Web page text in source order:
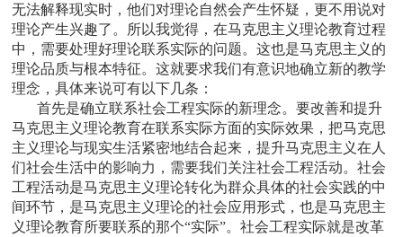
无法解释现实时，他们对理论自然会产生怀疑，更不用说对
理论产生兴趣了。所以我觉得，在马克思主义理论教育过程
中，需要处理好理论联系实际的问题。这也是马克思主义的
理论品质与根本特征。这就要求我们有意识地确立新的教学
理念，具体来说可有以下几条：
首先是确立联系社会工程实际的新理念。要改善和提升
马克思主义理论教育在联系实际方面的实际效果，把马克思
主义理论与现实生活紧密地结合起来，提升马克思主义在人
们社会生活中的影响力，需要我们关注社会工程活动。社会
工程活动是马克思主义理论转化为群众具体的社会实践的中
间环节，是马克思主义理论的社会应用形式，也是马克思主
义理论教育所要联系的那个“实际”。社会工程实际就是改革